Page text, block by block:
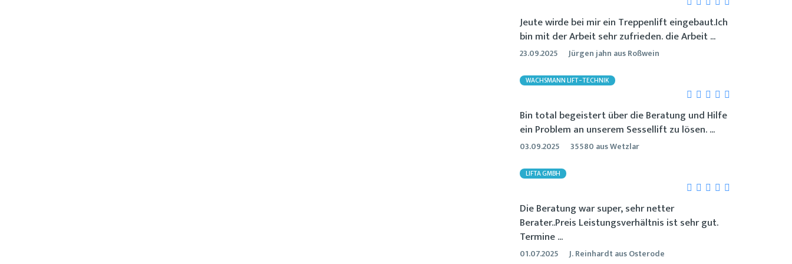
Jeute wirde bei mir ein Treppenlift eingebaut.Ich
bin mit der Arbeit sehr zufrieden. die Arbeit ...
23.09.2025 Jürgen jahn aus Roßwein
WACHSMANN LIFT-TECHNIK
Bin total begeistert über die Beratung und Hilfe
ein Problem an unserem Sessellift zu lösen. ...
03.09.2025 35580 aus Wetzlar
LIFTA GMBH
Die Beratung war super, sehr netter
Berater..Preis Leistungsverhältnis ist sehr gut.
Termine ...
01.07.2025 J. Reinhardt aus Osterode